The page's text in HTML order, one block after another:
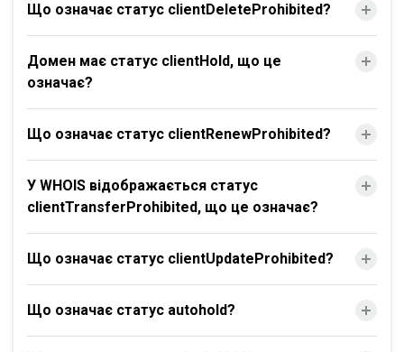
Що означає статус clientDeleteProhibited?
Домен має статус clientHold, що це
означає?
Що означає статус clientRenewProhibited?
У WHOIS відображається статус
clientTransferProhibited, що це означає?
Що означає статус clientUpdateProhibited?
Що означає статус autohold?